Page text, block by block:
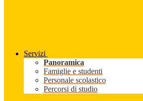
Servizi
Panoramica
Famiglie e studenti
Personale scolastico
Percorsi di studio